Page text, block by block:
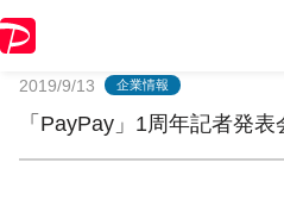
2019/9/13 企業情報
「PayPay」1周年記者発表